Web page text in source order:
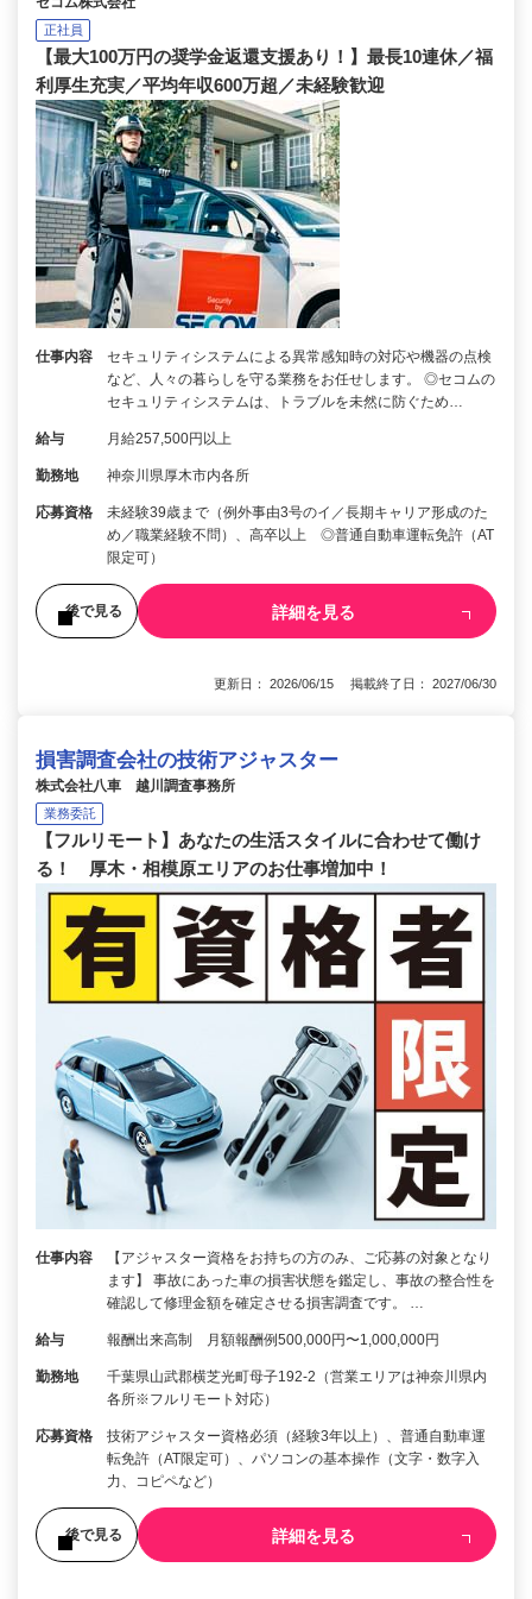
正社員
【最大100万円の奨学金返還支援あり！】最長10連休／福
利厚生充実／平均年収600万超／未経験歓迎
仕事内容
セキュリティシステムによる異常感知時の対応や機器の点検
など、人々の暮らしを守る業務をお任せします。 ◎セコムの
セキュリティシステムは、トラブルを未然に防ぐため…
給与 月給257,500円以上
勤務地 神奈川県厚木市内各所
応募資格
未経験39歳まで（例外事由3号のイ／長期キャリア形成のた
め／職業経験不問）、高卒以上 ◎普通自動車運転免許（AT
限定可）
後で見る 詳細を見る
更新日： 2026/06/15 掲載終了日： 2027/06/30
損害調査会社の技術アジャスター
株式会社八車 越川調査事務所
業務委託
【フルリモート】あなたの生活スタイルに合わせて働け
る！ 厚木・相模原エリアのお仕事増加中！
仕事内容
【アジャスター資格をお持ちの方のみ、ご応募の対象となり
ます】 事故にあった車の損害状態を鑑定し、事故の整合性を
確認して修理金額を確定させる損害調査です。 …
給与 報酬出来高制 月額報酬例500,000円〜1,000,000円
勤務地
千葉県山武郡横芝光町母子192-2（営業エリアは神奈川県内
各所※フルリモート対応）
応募資格
技術アジャスター資格必須（経験3年以上）、普通自動車運
転免許（AT限定可）、パソコンの基本操作（文字・数字入
力、コピペなど）
後で見る 詳細を見る